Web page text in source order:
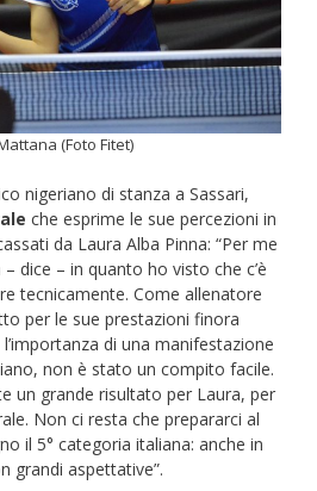
(Foto Fitet)
nigeriano di stanza a Sassari,
che esprime le sue percezioni in
da Laura Alba Pinna: “Per me
dice – in quanto ho visto che c’è
tecnicamente. Come allenatore
per le sue prestazioni finora
di una manifestazione
non è stato un compito facile.
un grande risultato per Laura, per
Non ci resta che prepararci al
il 5° categoria italiana: anche in
grandi aspettative”.